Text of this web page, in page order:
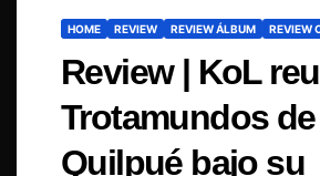
HOME REVIEW REVIEW ÁLBUM REVIEW
Review | KoL
Trotamundos de
Quilpué bajo su